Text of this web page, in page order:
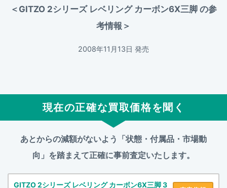
＜GITZO 2シリーズ レベリング カーボン6X三脚 の参
考情報＞
2008年11月13日 発売
現在の正確な買取価格を聞く
あとからの減額がないよう「状態・付属品・市場動
向」を踏まえて正確に事前査定いたします。
GITZO 2シリーズ レベリング カーボン6X三脚 3